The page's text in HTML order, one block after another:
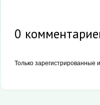
0
Только зарегистрированные